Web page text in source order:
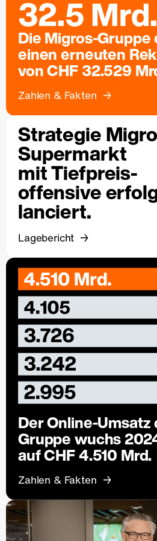
32.5 Mrd.
Die Migros-
einen erneuten
von CHF 32.529
Zahlen & Fakten
Strategie
Supermarkt
mit Tiefpreis-
offensive
lanciert.
Lagebericht
Der Online-
Gruppe wuchs
auf CHF 4.510 Mrd.
Zahlen & Fakten